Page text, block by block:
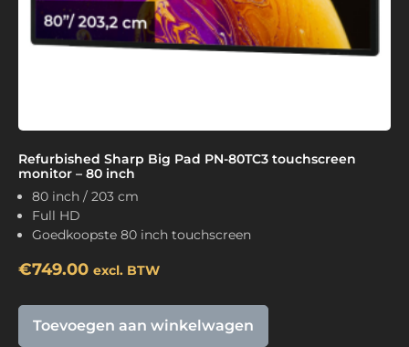
Refurbished Sharp Big Pad PN-80TC3 touchscreen
monitor – 80 inch
80 inch / 203 cm
Full HD
Goedkoopste 80 inch touchscreen
€749.00 excl. BTW
Toevoegen aan winkelwagen